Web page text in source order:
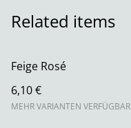
Related items
Feige Rosé
6,10 €
MEHR VARIANTEN VERFÜGBAR